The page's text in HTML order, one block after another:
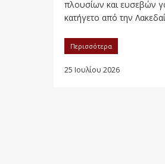
πλουσίων και ευσεβών
κατήγετο από την
Περισσότερα
25 Ιουλίου 2026